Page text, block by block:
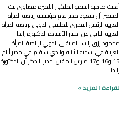
أعلنت صاحبة السمو الملكي الأميرة مضاوي بنت
المنتصر أل سعود مدير عام مؤسسة رياضة المرأة
العربية الرئيس الفخري للملتقى الدولي لرياضة المرأة
العربية الثاني عن اختيار الأستاذة الدكتورة راندا
محمود رزق رئيسا للملتقى الدولي لرياضة المرأة
العربية في نسخته الثانيه والذي سيقام في مصر أيام
15 و16 و17 مارس المقبل. جدير بالذكر أن الدكتورة
راندا
لقراءة المزيد »